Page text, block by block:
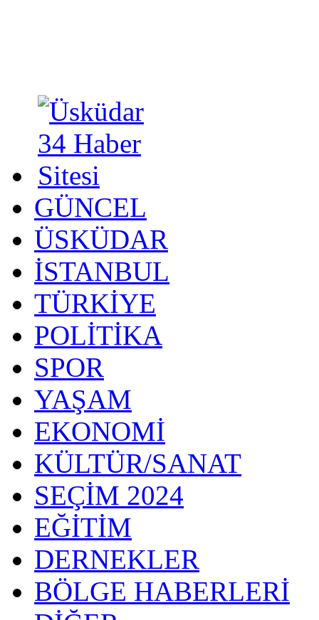
GÜNCEL
ÜSKÜDAR
İSTANBUL
TÜRKİYE
POLİTİKA
SPOR
YAŞAM
EKONOMİ
KÜLTÜR/SANAT
SEÇİM 2024
EĞİTİM
DERNEKLER
BÖLGE HABERLERİ